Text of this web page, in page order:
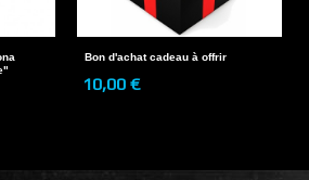
Bon d'achat cadeau à offrir
10,00 €